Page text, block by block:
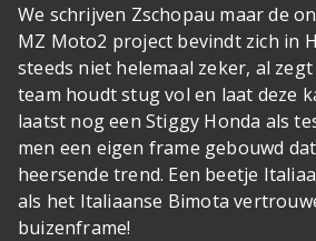
We schrijven Zschopau maar de
MZ Moto2 project bevindt zich in
steeds niet helemaal zeker, al
team houdt stug vol en laat deze
laatst nog een Stiggy Honda als
men een eigen frame gebouwd
heersende trend. Een beetje
als het Italiaanse Bimota
buizenframe!